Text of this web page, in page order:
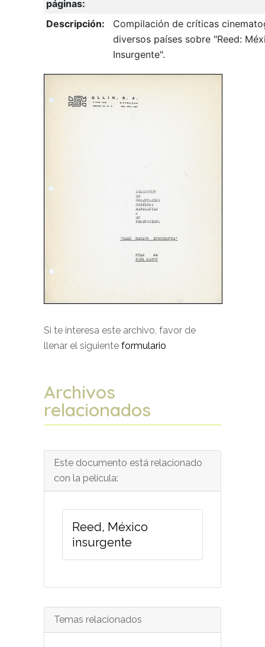
páginas:
Descripción:
Compilación de críticas
diversos países sobre "Reed:
Insurgente".
Si te interesa este archivo, favor de
llenar el siguiente formulario
Archivos
relacionados
Este documento está relacionado
con la película:
Reed, México
insurgente
Temas relacionados